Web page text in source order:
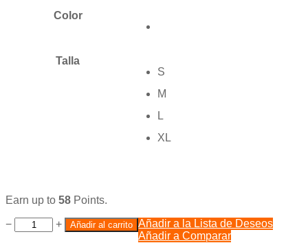
Color
Talla
S
M
L
XL
Earn up to 58 Points.
− + Añadir al carrito Añadir a la Lista de Deseos
Añadir a Comparar